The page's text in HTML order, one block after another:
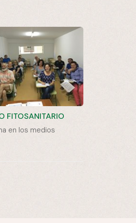
FITOSANITARIO
en los medios